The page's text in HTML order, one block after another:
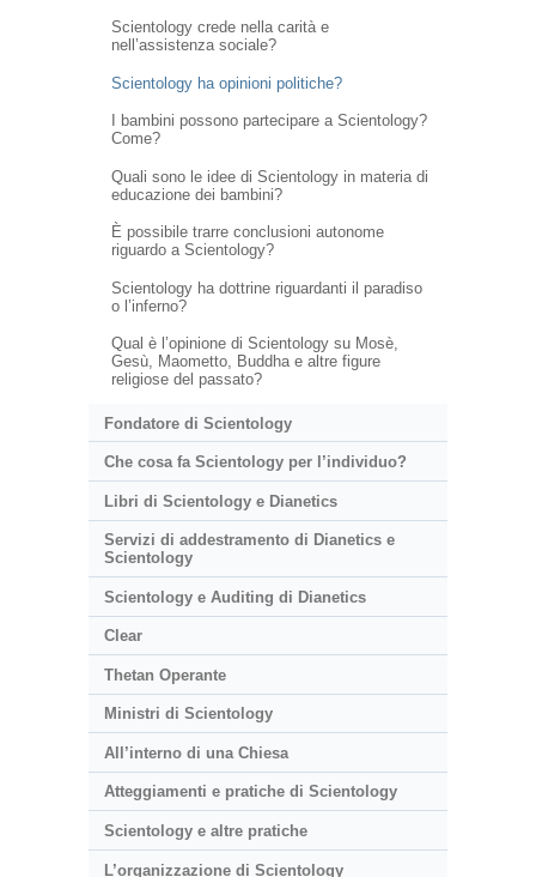
Scientology crede nella carità e
nell’assistenza sociale?
Scientology ha opinioni politiche?
I bambini possono partecipare a Scientology?
Come?
Quali sono le idee di Scientology in materia di
educazione dei bambini?
È possibile trarre conclusioni autonome
riguardo a Scientology?
Scientology ha dottrine riguardanti il paradiso
o l’inferno?
Qual è l’opinione di Scientology su Mosè,
Gesù, Maometto, Buddha e altre figure
religiose del passato?
Fondatore di Scientology
Che cosa fa Scientology per l’individuo?
Libri di Scientology e Dianetics
Servizi di addestramento di Dianetics e
Scientology
Scientology e Auditing di Dianetics
Clear
Thetan Operante
Ministri di Scientology
All’interno di una Chiesa
Atteggiamenti e pratiche di Scientology
Scientology e altre pratiche
L’organizzazione di Scientology